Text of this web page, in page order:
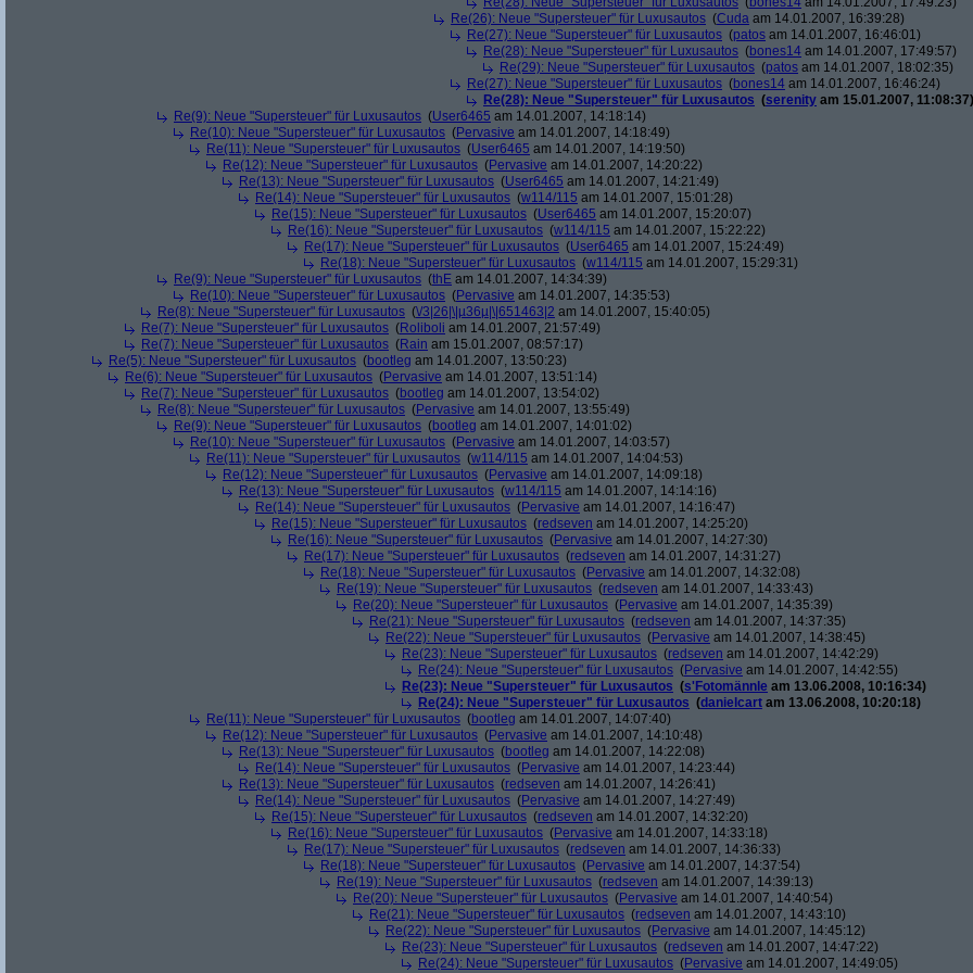
Re(26): Neue "Supersteuer" für Luxusautos (Cuda am 14.01.2007, 16:39:28)
Re(27): Neue "Supersteuer" für Luxusautos (patos am 14.01.2007, 16:46:01)
Re(28): Neue "Supersteuer" für Luxusautos (bones14 am 14.01.2007, 17:49:57)
Re(29): Neue "Supersteuer" für Luxusautos (patos am 14.01.2007, 18:02:35)
Re(27): Neue "Supersteuer" für Luxusautos (bones14 am 14.01.2007, 16:46:24)
Re(28): Neue "Supersteuer" für Luxusautos (serenity am 15.01.2007, 11:08:37)
Re(9): Neue "Supersteuer" für Luxusautos (User6465 am 14.01.2007, 14:18:14)
Re(10): Neue "Supersteuer" für Luxusautos (Pervasive am 14.01.2007, 14:18:49)
Re(11): Neue "Supersteuer" für Luxusautos (User6465 am 14.01.2007, 14:19:50)
Re(12): Neue "Supersteuer" für Luxusautos (Pervasive am 14.01.2007, 14:20:22)
Re(13): Neue "Supersteuer" für Luxusautos (User6465 am 14.01.2007, 14:21:49)
Re(14): Neue "Supersteuer" für Luxusautos (w114/115 am 14.01.2007, 15:01:28)
Re(15): Neue "Supersteuer" für Luxusautos (User6465 am 14.01.2007, 15:20:07)
Re(16): Neue "Supersteuer" für Luxusautos (w114/115 am 14.01.2007, 15:22:22)
Re(17): Neue "Supersteuer" für Luxusautos (User6465 am 14.01.2007, 15:24:49)
Re(18): Neue "Supersteuer" für Luxusautos (w114/115 am 14.01.2007, 15:29:31)
Re(9): Neue "Supersteuer" für Luxusautos (thE am 14.01.2007, 14:34:39)
Re(10): Neue "Supersteuer" für Luxusautos (Pervasive am 14.01.2007, 14:35:53)
Re(8): Neue "Supersteuer" für Luxusautos (\/3|26|\|µ36µ|\|651463|2 am 14.01.2007, 15:40:05)
Re(7): Neue "Supersteuer" für Luxusautos (Roliboli am 14.01.2007, 21:57:49)
Re(7): Neue "Supersteuer" für Luxusautos (Rain am 15.01.2007, 08:57:17)
Re(5): Neue "Supersteuer" für Luxusautos (bootleg am 14.01.2007, 13:50:23)
Re(6): Neue "Supersteuer" für Luxusautos (Pervasive am 14.01.2007, 13:51:14)
Re(7): Neue "Supersteuer" für Luxusautos (bootleg am 14.01.2007, 13:54:02)
Re(8): Neue "Supersteuer" für Luxusautos (Pervasive am 14.01.2007, 13:55:49)
Re(9): Neue "Supersteuer" für Luxusautos (bootleg am 14.01.2007, 14:01:02)
Re(10): Neue "Supersteuer" für Luxusautos (Pervasive am 14.01.2007, 14:03:57)
Re(11): Neue "Supersteuer" für Luxusautos (w114/115 am 14.01.2007, 14:04:53)
Re(12): Neue "Supersteuer" für Luxusautos (Pervasive am 14.01.2007, 14:09:18)
Re(13): Neue "Supersteuer" für Luxusautos (w114/115 am 14.01.2007, 14:14:16)
Re(14): Neue "Supersteuer" für Luxusautos (Pervasive am 14.01.2007, 14:16:47)
Re(15): Neue "Supersteuer" für Luxusautos (redseven am 14.01.2007, 14:25:20)
Re(16): Neue "Supersteuer" für Luxusautos (Pervasive am 14.01.2007, 14:27:30)
Re(17): Neue "Supersteuer" für Luxusautos (redseven am 14.01.2007, 14:31:27)
Re(18): Neue "Supersteuer" für Luxusautos (Pervasive am 14.01.2007, 14:32:08)
Re(19): Neue "Supersteuer" für Luxusautos (redseven am 14.01.2007, 14:33:43)
Re(20): Neue "Supersteuer" für Luxusautos (Pervasive am 14.01.2007, 14:35:39)
Re(21): Neue "Supersteuer" für Luxusautos (redseven am 14.01.2007, 14:37:35)
Re(22): Neue "Supersteuer" für Luxusautos (Pervasive am 14.01.2007, 14:38:45)
Re(23): Neue "Supersteuer" für Luxusautos (redseven am 14.01.2007, 14:42:29)
Re(24): Neue "Supersteuer" für Luxusautos (Pervasive am 14.01.2007, 14:42:55)
Re(23): Neue "Supersteuer" für Luxusautos (s'Fotomännle am 13.06.2008, 10:16:34)
Re(24): Neue "Supersteuer" für Luxusautos (danielcart am 13.06.2008, 10:20:18)
Re(11): Neue "Supersteuer" für Luxusautos (bootleg am 14.01.2007, 14:07:40)
Re(12): Neue "Supersteuer" für Luxusautos (Pervasive am 14.01.2007, 14:10:48)
Re(13): Neue "Supersteuer" für Luxusautos (bootleg am 14.01.2007, 14:22:08)
Re(14): Neue "Supersteuer" für Luxusautos (Pervasive am 14.01.2007, 14:23:44)
Re(13): Neue "Supersteuer" für Luxusautos (redseven am 14.01.2007, 14:26:41)
Re(14): Neue "Supersteuer" für Luxusautos (Pervasive am 14.01.2007, 14:27:49)
Re(15): Neue "Supersteuer" für Luxusautos (redseven am 14.01.2007, 14:32:20)
Re(16): Neue "Supersteuer" für Luxusautos (Pervasive am 14.01.2007, 14:33:18)
Re(17): Neue "Supersteuer" für Luxusautos (redseven am 14.01.2007, 14:36:33)
Re(18): Neue "Supersteuer" für Luxusautos (Pervasive am 14.01.2007, 14:37:54)
Re(19): Neue "Supersteuer" für Luxusautos (redseven am 14.01.2007, 14:39:13)
Re(20): Neue "Supersteuer" für Luxusautos (Pervasive am 14.01.2007, 14:40:54)
Re(21): Neue "Supersteuer" für Luxusautos (redseven am 14.01.2007, 14:43:10)
Re(22): Neue "Supersteuer" für Luxusautos (Pervasive am 14.01.2007, 14:45:12)
Re(23): Neue "Supersteuer" für Luxusautos (redseven am 14.01.2007, 14:47:22)
Re(24): Neue "Supersteuer" für Luxusautos (Pervasive am 14.01.2007, 14:49:05)